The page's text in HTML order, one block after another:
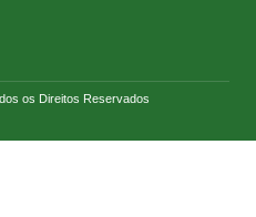
os Direitos Reservados